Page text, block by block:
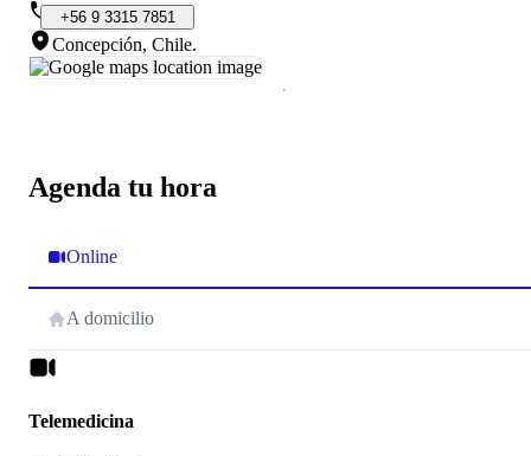
Agenda tu hora
Online
A domicilio
Telemedicina
+56 9 3315 7851
Concepción, Chile.